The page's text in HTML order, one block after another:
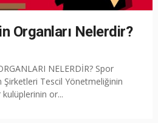
Organları Nelerdir?
NELERDİR? Spor
Tescil Yönetmeliğinin
or...